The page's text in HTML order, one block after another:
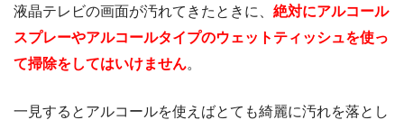
液晶テレビの画面が汚れてきたときに、 絶対にアルコール
スプレーやアルコールタイプのウェットティッシュを使っ
て掃除をしてはいけません。
一見するとアルコールを使えばとても綺麗に汚れを落とし